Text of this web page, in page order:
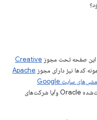
این صفحه تحت مجوز Creative
کدها نیز دارای مجوز Apache
خطمشی‌های سایت Google
مراجعه کنید. جاوا علامت تجاری ثبت‌شده Oracle و/یا شرکت‌های